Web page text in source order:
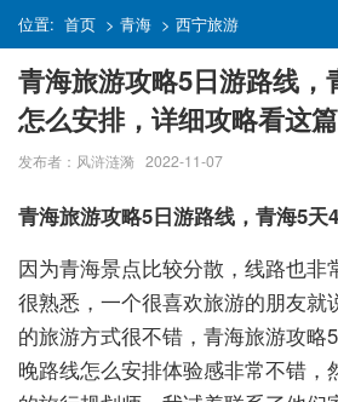
位置: 首页 > 青海 > 西宁旅游
青海旅游攻略5日游路线，
怎么安排，详细攻略看这
发布者：风浒涟漪 2022-11-07
青海旅游攻略5日游路线，青海5天
因为青海景点比较分散，线路也非
很熟悉，一个很喜欢旅游的朋友就
的旅游方式很不错，青海旅游攻略
晚路线怎么安排体验感非常不错，